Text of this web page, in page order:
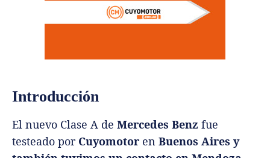
Introducción
El nuevo Clase A de Mercedes Benz fue
testeado por Cuyomotor en Buenos Aires y